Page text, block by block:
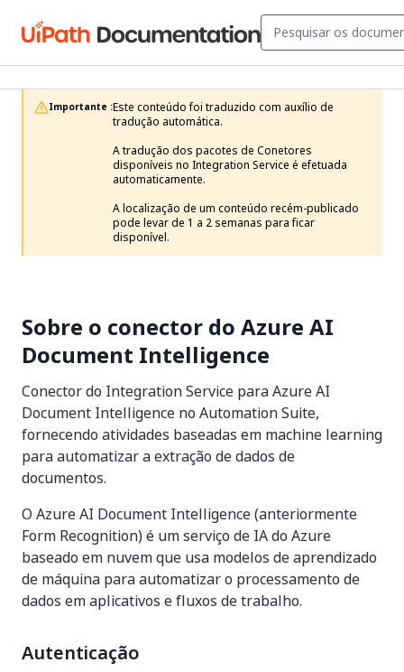
Importante :Este conteúdo foi traduzido com auxílio de
tradução automática.
A tradução dos pacotes de Conetores
disponíveis no Integration Service é efetuada
automaticamente.
A localização de um conteúdo recém-publicado
pode levar de 1 a 2 semanas para ficar
disponível.
Sobre o conector do Azure AI
Document Intelligence
Conector do Integration Service para Azure AI
Document Intelligence no Automation Suite,
fornecendo atividades baseadas em machine learning
para automatizar a extração de dados de
documentos.
O Azure AI Document Intelligence (anteriormente
Form Recognition) é um serviço de IA do Azure
baseado em nuvem que usa modelos de aprendizado
de máquina para automatizar o processamento de
dados em aplicativos e fluxos de trabalho.
Autenticação